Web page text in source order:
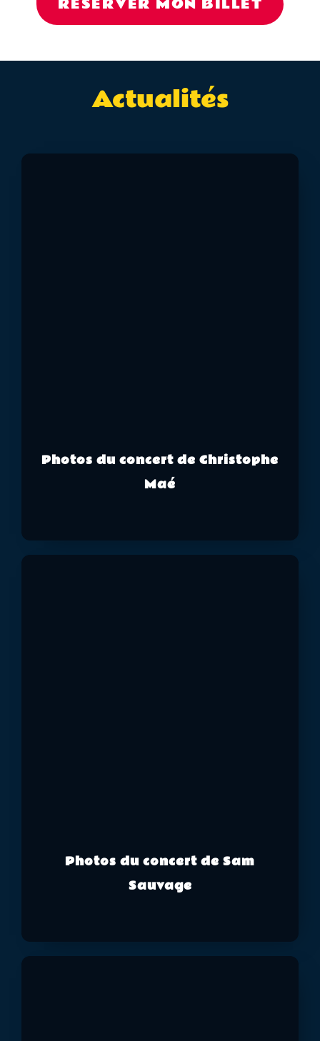
Actualités
Photos du concert de Christophe
Maé
Photos du concert de Sam
Sauvage